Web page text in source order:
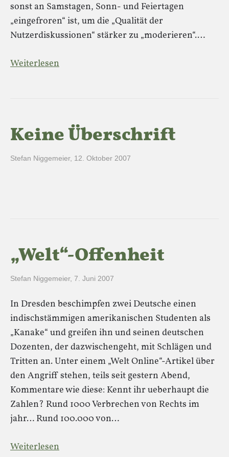
sonst an Samstagen, Sonn- und Feiertagen
„eingefroren“ ist, um die „Qualität der
Nutzerdiskussionen“ stärker zu „moderieren“.…
Weiterlesen
Keine Überschrift
Stefan Niggemeier, 12. Oktober 2007
„Welt“-Offenheit
Stefan Niggemeier, 7. Juni 2007
In Dresden beschimpfen zwei Deutsche einen
indischstämmigen amerikanischen Studenten als
„Kanake“ und greifen ihn und seinen deutschen
Dozenten, der dazwischengeht, mit Schlägen und
Tritten an. Unter einem „Welt Online“-Artikel über
den Angriff stehen, teils seit gestern Abend,
Kommentare wie diese: Kennt ihr ueberhaupt die
Zahlen? Rund 1000 Verbrechen von Rechts im
jahr… Rund 100.000 von…
Weiterlesen